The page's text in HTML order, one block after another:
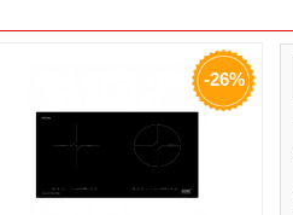
-26%